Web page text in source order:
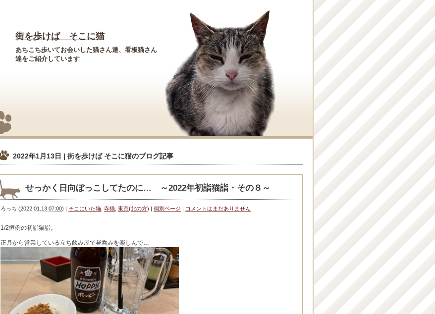
街を歩けば そこに猫
あちこち歩いてお会いした猫さん達、看板猫さん
達をご紹介しています
2022年1月13日 | 街を歩けば そこに猫のブログ記事
せっかく日向ぼっこしてたのに… ～2022年初詣猫詣・その８～
ろっち (2022.01.13 07:00) | そこにいた猫 寺猫 東京(北の方) | 個別ページ | コメントはまだありません
1/2恒例の初詣猫詣。
正月から営業している立ち飲み屋で昼呑みを楽しんで…